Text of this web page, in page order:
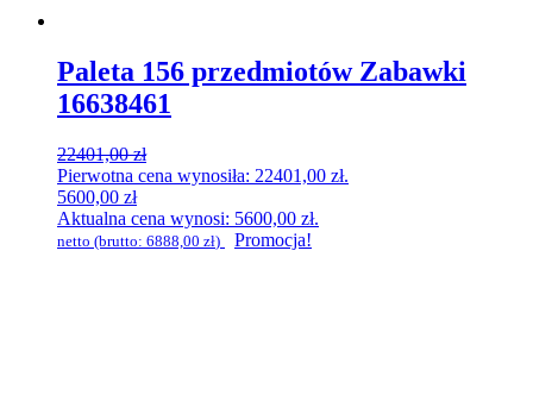
Paleta 156 przedmiotów Zabawki
16638461
22401,00zł
Pierwotna cena wynosiła: 22401,00 zł.
5600,00 zł
Aktualna cena wynosi: 5600,00 zł.
netto (brutto: 6888,00 zł) Promocja!